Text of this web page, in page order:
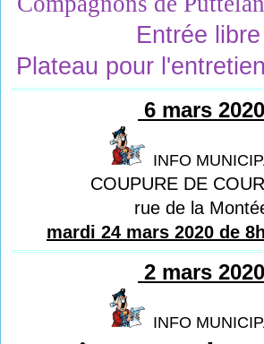
Entrée libre
Plateau pour
6 mars 2020
INFO
COUPURE DE
rue de la
mardi 24 mars 2020 de
2 mars 2020
INFO